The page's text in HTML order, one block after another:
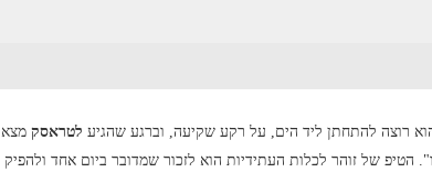
רוצה להתחתן ליד הים, על רקע שקיעה, וברגע שהגיע לטראסקמצא
הטיפ של זוהר לכלות העתידיות הוא לזכור שמדובר ביום אחד ולהפיק